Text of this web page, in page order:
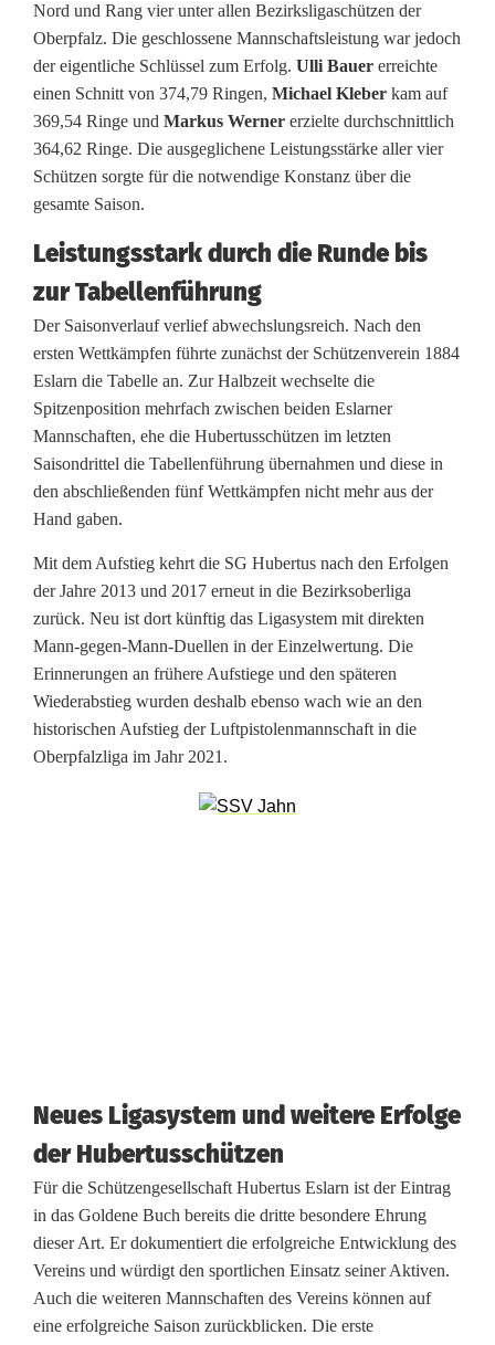
u
n
d
E
i
t
r
a
g
i
n
s
G
o
l
d
e
n
E
s
l
a
r
n
Nord und Rang vier unter allen Bezirksligaschützen der
Oberpfalz. Die geschlossene Mannschaftsleistung war jedoch
der eigentliche Schlüssel zum Erfolg. Ulli Bauer erreichte
einen Schnitt von 374,79 Ringen, Michael Kleber kam auf
369,54 Ringe und Markus Werner erzielte durchschnittlich
364,62 Ringe. Die ausgeglichene Leistungsstärke aller vier
Schützen sorgte für die notwendige Konstanz über die
gesamte Saison.
Leistungsstark durch die Runde bis
zur Tabellenführung
Der Saisonverlauf verlief abwechslungsreich. Nach den
ersten Wettkämpfen führte zunächst der Schützenverein 1884
Eslarn die Tabelle an. Zur Halbzeit wechselte die
Spitzenposition mehrfach zwischen beiden Eslarner
Mannschaften, ehe die Hubertusschützen im letzten
Saisondrittel die Tabellenführung übernahmen und diese in
den abschließenden fünf Wettkämpfen nicht mehr aus der
Hand gaben.
Mit dem Aufstieg kehrt die SG Hubertus nach den Erfolgen
der Jahre 2013 und 2017 erneut in die Bezirksoberliga
zurück. Neu ist dort künftig das Ligasystem mit direkten
Mann-gegen-Mann-Duellen in der Einzelwertung. Die
Erinnerungen an frühere Aufstiege und den späteren
Wiederabstieg wurden deshalb ebenso wach wie an den
historischen Aufstieg der Luftpistolenmannschaft in die
Oberpfalzliga im Jahr 2021.
Neues Ligasystem und weitere Erfolge
der Hubertusschützen
Für die Schützengesellschaft Hubertus Eslarn ist der Eintrag
in das Goldene Buch bereits die dritte besondere Ehrung
dieser Art. Er dokumentiert die erfolgreiche Entwicklung des
Vereins und würdigt den sportlichen Einsatz seiner Aktiven.
Auch die weiteren Mannschaften des Vereins können auf
eine erfolgreiche Saison zurückblicken. Die erste